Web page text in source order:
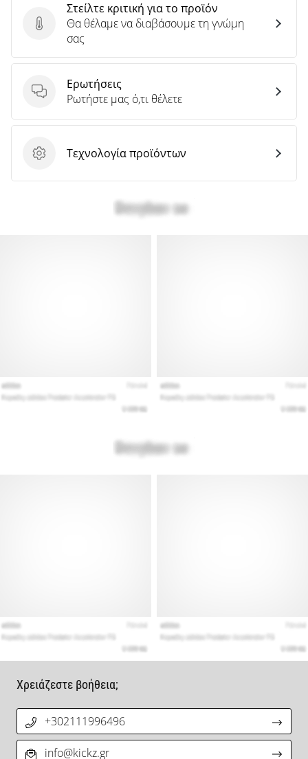
Στείλτε κριτική για το προϊόν
Στείλτε κριτική για το προϊόν
Θα θέλαμε να διαβάσουμε τη γνώμη
σας
Ερωτήσεις
Ερωτήσεις
Ρωτήστε μας ό,τι θέλετε
Τεχνολογία προϊόντων
Τεχνολογία προϊόντων
Χρειάζεστε βοήθεια;
+302111996496
info@kickz.gr